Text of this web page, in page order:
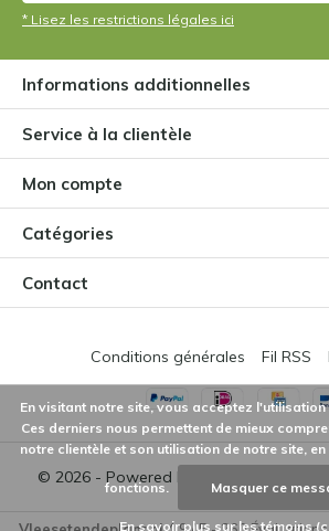
* Lisez les restrictions légales ici
Informations additionnelles
Service à la clientèle
Mon compte
Catégories
Contact
© 2026 - Powered by
Conditions générales Fil RSS
En visitant notre site, vous acceptez
Ces derniers nous permettent de mieux
notre clientèle et son utilisation de notre site,
fonctions. Masquer ce
En savoir plus sur les témoins